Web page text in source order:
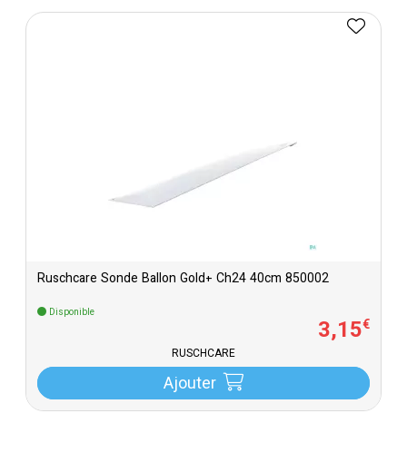
Ruschcare Sonde Ballon Gold+ Ch24 40cm 850002
Disponible
3,15€
RUSCHCARE
Ajouter